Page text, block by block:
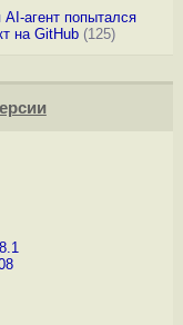
агент попытался
на GitHub(125)